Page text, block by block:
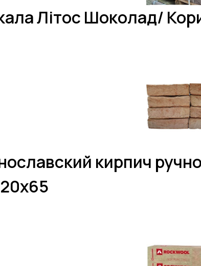
Літос Шоколад/
кирпич